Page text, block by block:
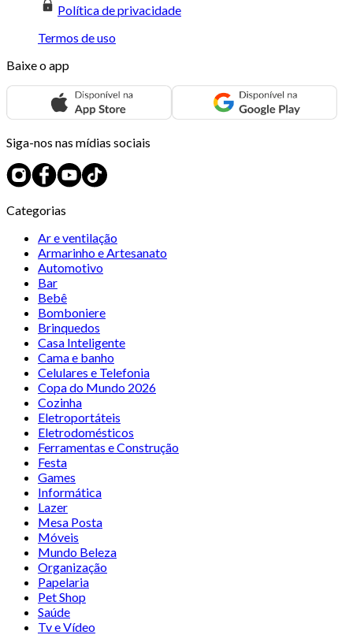
Política de privacidade
Termos de uso
Baixe o app
Siga-nos nas mídias sociais
Categorias
Ar e ventilação
Armarinho e Artesanato
Automotivo
Bar
Bebê
Bomboniere
Brinquedos
Casa Inteligente
Cama e banho
Celulares e Telefonia
Copa do Mundo 2026
Cozinha
Eletroportáteis
Eletrodomésticos
Ferramentas e Construção
Festa
Games
Informática
Lazer
Mesa Posta
Móveis
Mundo Beleza
Organização
Papelaria
Pet Shop
Saúde
Tv e Vídeo